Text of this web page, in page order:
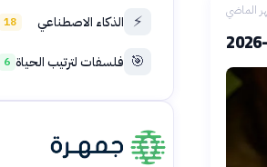
الماضي
⚡ الذكاء الاصطناعي 18
🎯 فلسفات لترتيب الحياة 6